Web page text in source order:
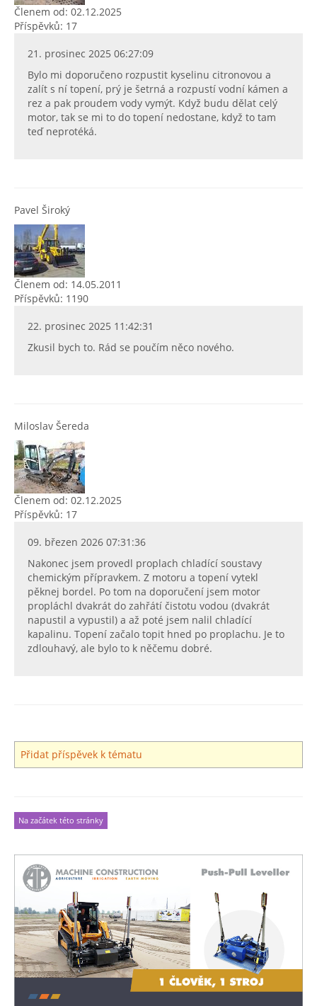
Členem od: 02.12.2025
Příspěvků: 17
21. prosinec 2025 06:27:09
Bylo mi doporučeno rozpustit kyselinu citronovou a
zalít s ní topení, prý je šetrná a rozpustí vodní kámen a
rez a pak proudem vody vymýt. Když budu dělat celý
motor, tak se mi to do topení nedostane, když to tam
teď neprotéká.
Pavel Široký
Členem od: 14.05.2011
Příspěvků: 1190
22. prosinec 2025 11:42:31
Zkusil bych to. Rád se poučím něco nového.
Miloslav Šereda
Členem od: 02.12.2025
Příspěvků: 17
09. březen 2026 07:31:36
Nakonec jsem provedl proplach chladící soustavy
chemickým přípravkem. Z motoru a topení vytekl
pěknej bordel. Po tom na doporučení jsem motor
propláchl dvakrát do zahřátí čistotu vodou (dvakrát
napustil a vypustil) a až poté jsem nalil chladící
kapalinu. Topení začalo topit hned po proplachu. Je to
zdlouhavý, ale bylo to k něčemu dobré.
Přidat příspěvek k tématu
Na začátek této stránky